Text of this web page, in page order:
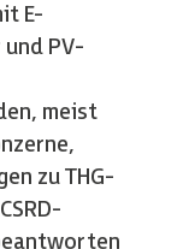
E-
PV-
meist
zu THG-